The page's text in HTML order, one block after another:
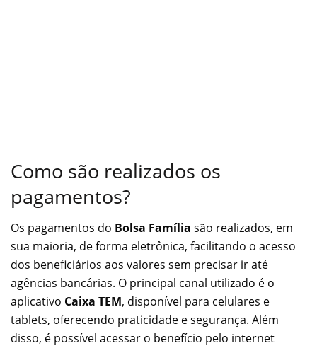
Como são realizados os
pagamentos?
Os pagamentos do Bolsa Família são realizados, em
sua maioria, de forma eletrônica, facilitando o acesso
dos beneficiários aos valores sem precisar ir até
agências bancárias. O principal canal utilizado é o
aplicativo Caixa TEM, disponível para celulares e
tablets, oferecendo praticidade e segurança. Além
disso, é possível acessar o benefício pelo internet